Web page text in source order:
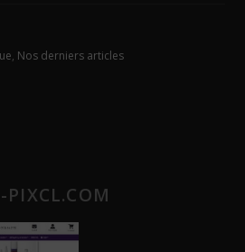
, Nos derniers articles
PIXCL.COM